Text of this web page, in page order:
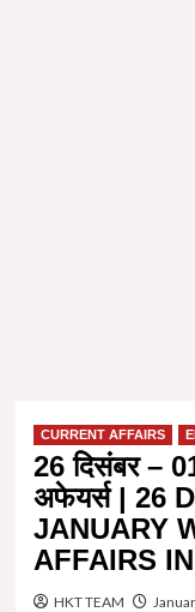
CURRENT AFFAIRS
26 दिसंबर –
अफेयर्स | 26
JANUARY
AFFAIRS
HKT TEAM